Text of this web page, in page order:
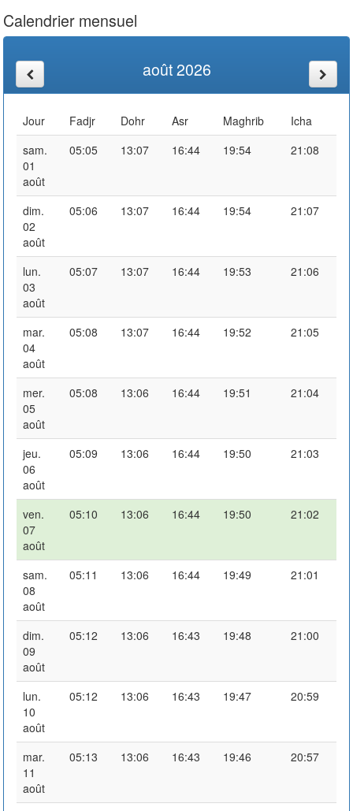
Calendrier mensuel
août 2026
Jour Fadjr Dohr Asr Maghrib
Icha
sam.
01
août
05:05 13:07 16:44 19:54 21:08
dim.
02
août
05:06 13:07 16:44 19:54 21:07
lun.
03
août
05:07 13:07 16:44 19:53 21:06
mar.
04
août
05:08 13:07 16:44 19:52 21:05
mer.
05
août
05:08 13:06 16:44 19:51 21:04
jeu.
06
août
05:09 13:06 16:44 19:50 21:03
ven.
07
août
05:10 13:06 16:44 19:50 21:02
sam.
08
août
05:11 13:06 16:44 19:49 21:01
dim.
09
août
05:12 13:06 16:43 19:48 21:00
lun.
10
août
05:12 13:06 16:43 19:47 20:59
mar.
11
août
05:13 13:06 16:43 19:46 20:57